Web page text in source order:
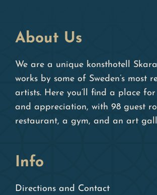
About Us
We are a unique konsthotell
works by some of Sweden’s most
artists. Here you’ll find a place for
and appreciation, with 98 guest
restaurant, a gym, and an art
Info
Directions and Contact